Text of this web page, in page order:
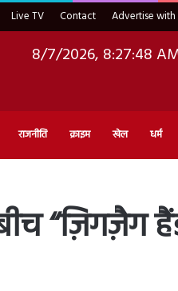
Live TV Contact Advertise with
8/7/2026, 8:27:49
राजनीति क्राइम खेल धर्म
“ज़िगज़ैग